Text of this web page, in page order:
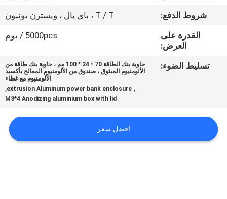
اتصل
اطلب
SHOPPING ONLINE
خريطة
شروط الدفع:
T / T ، باي بال ، ويسترن يونيون
القدرة على
العرض:
5000pcs / يوم
تسليط الضوء:
حاوية بنك الطاقة 70 * 24 * 100 مم ، حاوية بنك طاقة من
الألومنيوم المبثوق ، صندوق من الألومنيوم المعالج بأكسيد
الألومنيوم مع غطاء
,
extrusion Aluminum power bank enclosure
,
M3*4 Anodizing aluminium box with lid
افضل سعر